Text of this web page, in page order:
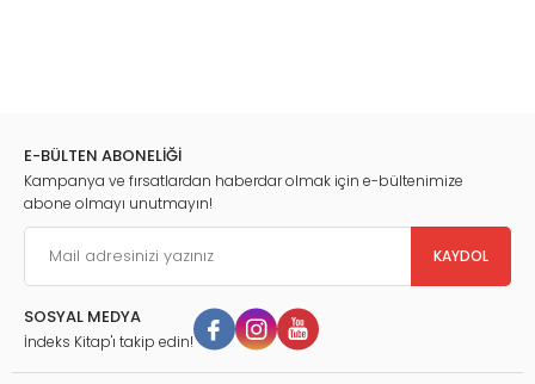
E-BÜLTEN ABONELİĞİ
Kampanya ve fırsatlardan haberdar olmak için e-bültenimize
abone olmayı unutmayın!
KAYDOL
SOSYAL MEDYA
İndeks Kitap'ı takip edin!